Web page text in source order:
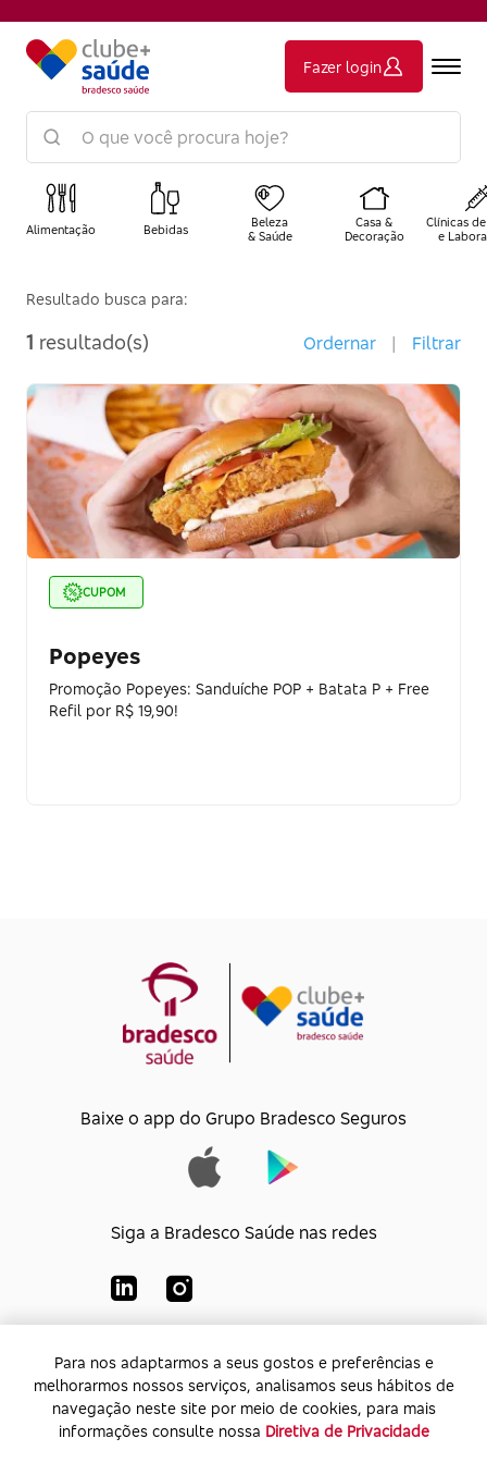
Fazer login
Alimentação Bebidas
Beleza
& Saúde
Casa &
Decoração
Clínicas
e
Resultado busca para:
1 resultado(s) Ordernar | Filtrar
CUPOM
Popeyes
Promoção Popeyes: Sanduíche POP + Batata P + Free
Refil por R$ 19,90!
Para nos adaptarmos a seus gostos e preferências e
melhorarmos nossos serviços, analisamos seus hábitos de
navegação neste site por meio de cookies, para mais
informações consulte nossa Diretiva de Privacidade
Baixe o app do Grupo Bradesco Seguros
Siga a Bradesco Saúde nas redes
Bradesco Saúde S/A
CNPJ:92.693.118/0001-60
Endereço:
Av. Rio de Janeiro, 555 - Caju - Rio de
Janeiro - Rio de Janeiro - CEP: 20.931-675
Para nos adaptarmos a seus gostos e preferências e
melhorarmos nossos serviços, analisamos seus hábitos de
navegação neste site por meio de cookies, para mais
informações consulte nossa Diretiva de Privacidade